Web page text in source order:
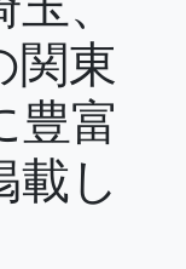
関東
豊富
載し